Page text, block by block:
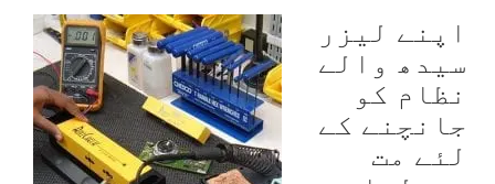
اپنے لیزر
سیدھ والے
نظام کو
جانچنے کے
لئے مت